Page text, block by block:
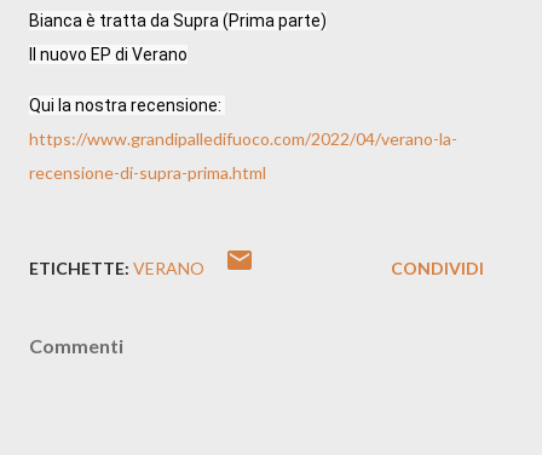
Bianca è tratta da Supra (Prima parte)
Il nuovo EP di Verano
https://www.grandipalledifuoco.com/2022/04/verano-la-
recensione-di-supra-prima.html
ETICHETTE: VERANO CONDIVIDI
Commenti